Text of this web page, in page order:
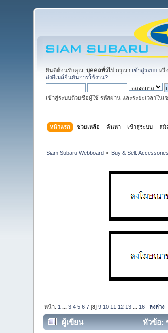
ยินดีต้อนรับคุณ,บุคคลทั่วไป กรุณา เข้าสู่ระบบ หรือ
ส่งอีเมล์ยืนยันการใช้งาน?
เข้าสู่ระบบด้วยชื่อผู้ใช้ รหัสผ่าน และระยะเวลาในเ
หน้าแรก ช่วยเหลือ ค้นหา เข้าสู่ระบบ สมั
Siam Subaru Webboard » Buy & Sell: Accessories
หน้า: 1 ...3 4 5 6 7 [8]9 10 11 12 13 ... 16 ลงล่าง
ผู้เขียน หัวข้อ: